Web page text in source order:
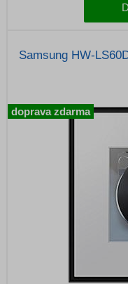
Samsung HW-
doprava zdarma